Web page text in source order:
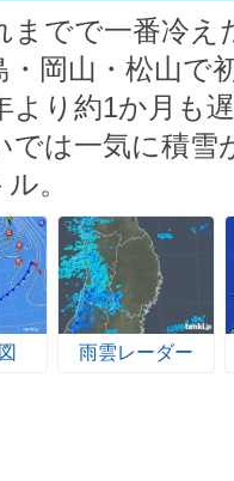
までで一番冷え
・岡山・松山で
より約1か月も
では一気に積雪
。
雨雲レーダー